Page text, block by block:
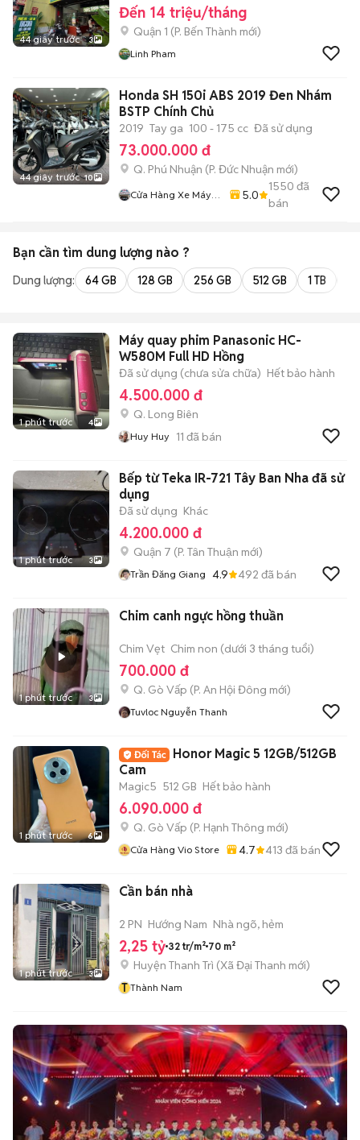
44 giây trước 3
Đến 14 triệu/tháng
Quận 1 (P. Bến Thành mới)
Linh Pham
44 giây trước 10
Honda SH 150i ABS 2019 Đen Nhám
BSTP Chính Chủ
2019 Tay ga 100 - 175 cc Đã sử dụng
73.000.000 đ
Q. Phú Nhuận (P. Đức Nhuận mới)
Cửa Hàng Xe Máy
5.0
1550 đã
bán
Bạn cần tìm dung lượng nào ?
Dung lượng: 64 GB 128 GB 256 GB 512 GB 1 TB
1 phút trước 4
Máy quay phim Panasonic HC-
W580M Full HD Hồng
Đã sử dụng (chưa sửa chữa) Hết bảo hành
4.500.000 đ
Q. Long Biên
Huy Huy 11 đã bán
1 phút trước 3
Bếp từ Teka IR-721 Tây Ban Nha đã sử
dụng
Đã sử dụng Khác
4.200.000 đ
Quận 7 (P. Tân Thuận mới)
Trần Đăng Giang 4.9 492 đã bán
1 phút trước 3
Chim canh ngực hồng thuần
Chim Vẹt Chim non (dưới 3 tháng tuổi)
700.000 đ
Q. Gò Vấp (P. An Hội Đông mới)
Tuvloc Nguyễn Thanh
1 phút trước 6
Honor Magic 5 12GB/512GB
Cam
Magic5 512 GB Hết bảo hành
6.090.000 đ
Q. Gò Vấp (P. Hạnh Thông mới)
Cửa Hàng Vio Store 4.7 413 đã bán
1 phút trước 3
Cần bán nhà
2 PN Hướng Nam Nhà ngõ, hẻm
2,25 tỷ 32 tr/m² 70 m²
Huyện Thanh Trì (Xã Đại Thanh mới)
T Thành Nam